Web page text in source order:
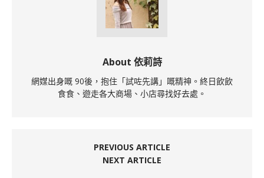
About 依莉詩
網媒出身嘅 90後，抱住「試咗先講」嘅精神。終日飲飲
食食、遊走各大商場、小店尋找好去處。
PREVIOUS ARTICLE
NEXT ARTICLE